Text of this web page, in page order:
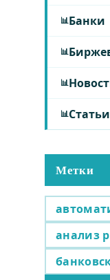
Банки
Статьи
Метки
анализ